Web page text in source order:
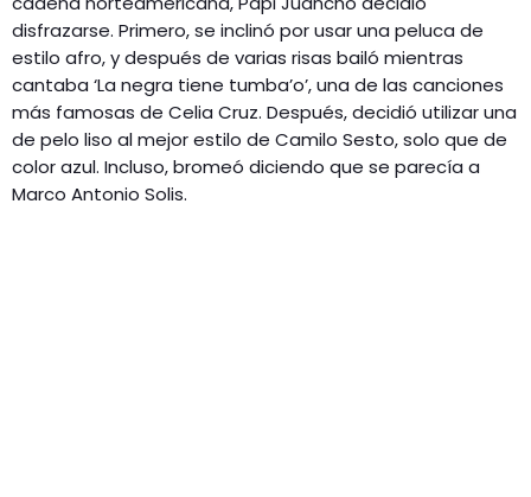
disfrazarse. Primero, se inclinó por usar una peluca de
estilo afro, y después de varias risas bailó mientras
cantaba ‘La negra tiene tumba’o’, una de las canciones
más famosas de Celia Cruz. Después, decidió utilizar una
de pelo liso al mejor estilo de Camilo Sesto, solo que de
color azul. Incluso, bromeó diciendo que se parecía a
Marco Antonio Solis.